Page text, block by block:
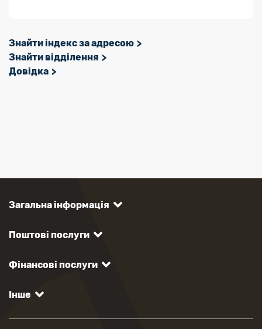
Знайти індекс за адресою
Знайти відділення
Довідка
Загальна інформація
Поштові послуги
Фінансові послуги
Інше